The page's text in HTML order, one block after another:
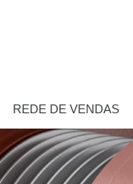
REDE DE VENDAS